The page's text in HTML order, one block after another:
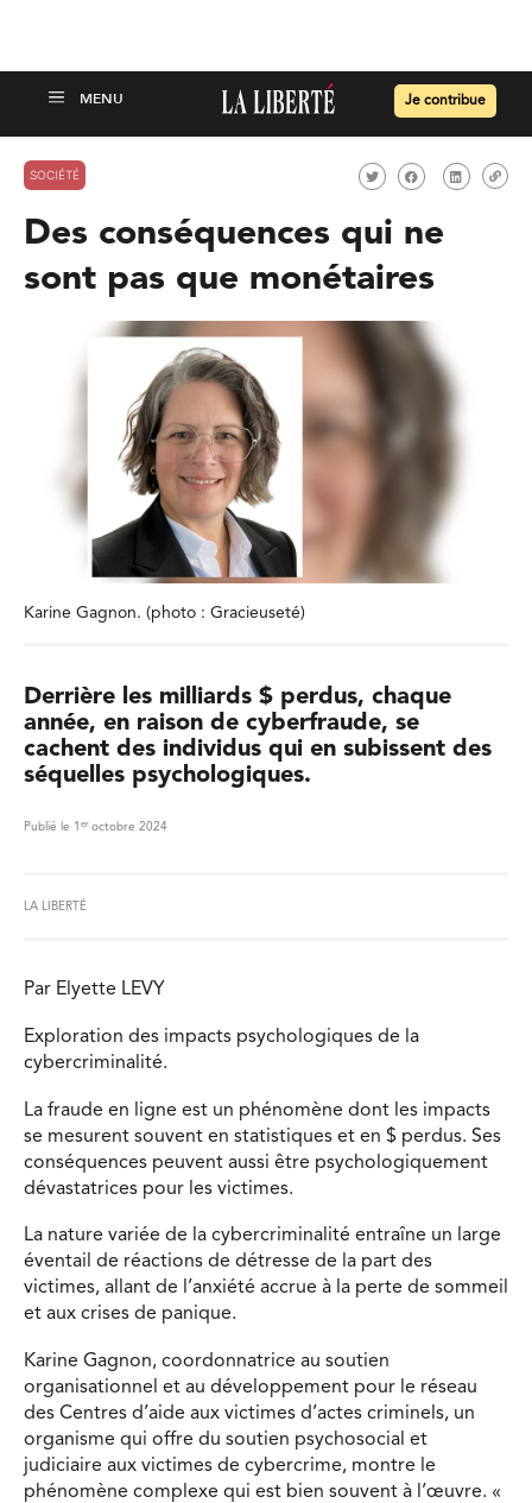
Je contribue
SOCIÉTÉ
Des conséquences qui ne
sont pas que monétaires
Karine Gagnon. (photo : Gracieuseté)
Derrière les milliards $ perdus, chaque
année, en raison de cyberfraude, se
cachent des individus qui en subissent des
séquelles psychologiques.
Publié le 1 er octobre 2024
LA LIBERTÉ
Par Elyette LEVY
Exploration des impacts psychologiques de la
cybercriminalité.
La fraude en ligne est un phénomène dont les impacts
se mesurent souvent en statistiques et en $ perdus. Ses
conséquences peuvent aussi être psychologiquement
dévastatrices pour les victimes.
La nature variée de la cybercriminalité entraîne un large
éventail de réactions de détresse de la part des
victimes, allant de l’anxiété accrue à la perte de sommeil
et aux crises de panique.
Karine Gagnon, coordonnatrice au soutien
organisationnel et au développement pour le réseau
des Centres d’aide aux victimes d’actes criminels, un
organisme qui offre du soutien psychosocial et
judiciaire aux victimes de cybercrime, montre le
phénomène complexe qui est bien souvent à l’œuvre. «